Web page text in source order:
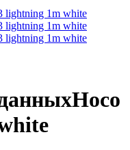
Hoco